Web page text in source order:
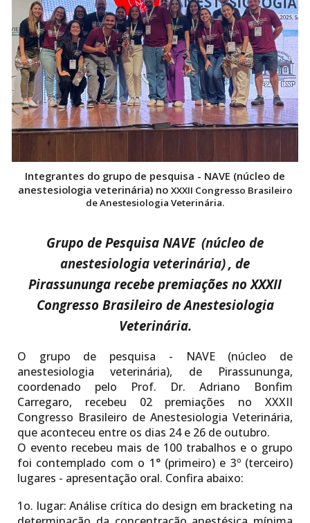
Integrantes do grupo de pesquisa - NAVE (núcleo de
anestesiologia veterinária) no XXXII Congresso Brasileiro
de Anestesiologia Veterinária.
Grupo de Pesquisa NAVE (núcleo de
anestesiologia veterinária), de
Pirassununga recebe premiações no XXXII
Congresso Brasileiro de Anestesiologia
Veterinária.
O grupo de pesquisa - NAVE (núcleo de
anestesiologia veterinária), de Pirassununga,
coordenado pelo Prof. Dr. Adriano Bonfim
Carregaro, recebeu 02 premiações no XXXII
Congresso Brasileiro de Anestesiologia Veterinária,
que aconteceu entre os dias 24 e 26 de outubro.
O evento recebeu mais de 100 trabalhos e o grupo
foi contemplado com o 1° (primeiro) e 3º (terceiro)
lugares - apresentação oral. Confira abaixo:
1o. lugar: Análise crítica do design em bracketing na